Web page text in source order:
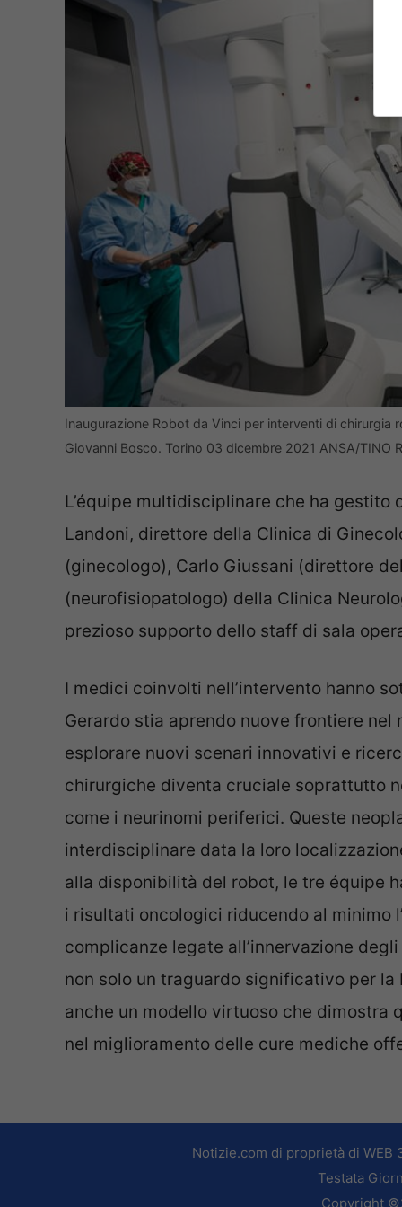
Inaugurazione Robot da Vinci per interventi di chirurgia
Giovanni Bosco. Torino 03 dicembre 2021 ANSA/TINO
L’équipe multidisciplinare che ha
Landoni, direttore della Clinica di
(ginecologo), Carlo Giussani (direttore
(neurofisiopatologo) della Clinica
prezioso supporto dello staff di sala
I medici coinvolti nell’intervento hanno
Gerardo stia aprendo nuove frontiere
esplorare nuovi scenari innovativi e
chirurgiche diventa cruciale soprattutto
come i neurinomi periferici. Queste
interdisciplinare data la loro
alla disponibilità del robot, le tre équipe
i risultati oncologici riducendo al minimo
complicanze legate all’innervazione
non solo un traguardo significativo per la
anche un modello virtuoso che dimostra
nel miglioramento delle cure mediche
Notizie.com di proprietà di WEB
Testata
Copyright